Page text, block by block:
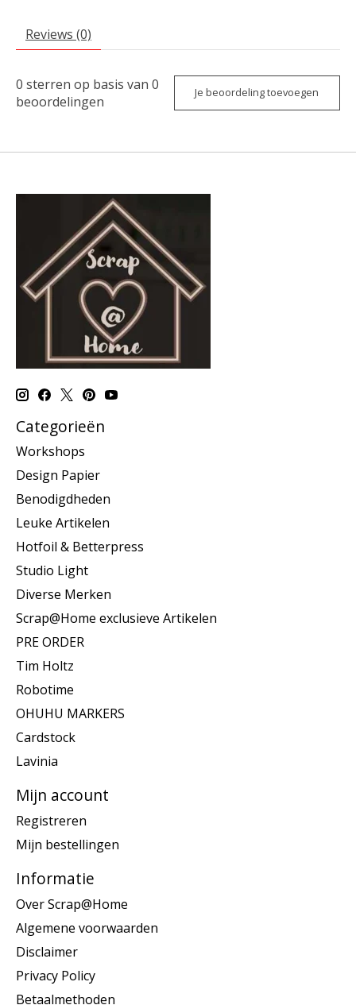
Reviews (0)
0 sterren op basis van 0
beoordelingen
Je beoordeling toevoegen
Categorieën
Workshops
Design Papier
Benodigdheden
Leuke Artikelen
Hotfoil & Betterpress
Studio Light
Diverse Merken
Scrap@Home exclusieve Artikelen
PRE ORDER
Tim Holtz
Robotime
OHUHU MARKERS
Cardstock
Lavinia
Mijn account
Registreren
Mijn bestellingen
Informatie
Over Scrap@Home
Algemene voorwaarden
Disclaimer
Privacy Policy
Betaalmethoden